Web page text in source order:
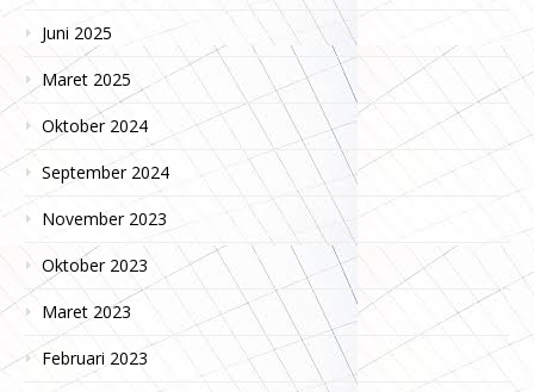
Juni 2025
Maret 2025
Oktober 2024
September 2024
November 2023
Oktober 2023
Maret 2023
Februari 2023